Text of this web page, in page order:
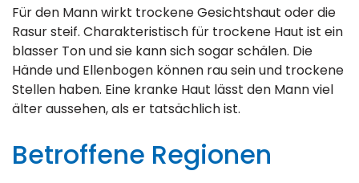
Für den Mann wirkt trockene Gesichtshaut oder die
Rasur steif. Charakteristisch für trockene Haut ist ein
blasser Ton und sie kann sich sogar schälen. Die
Hände und Ellenbogen können rau sein und trockene
Stellen haben. Eine kranke Haut lässt den Mann viel
älter aussehen, als er tatsächlich ist.
Betroffene Regionen